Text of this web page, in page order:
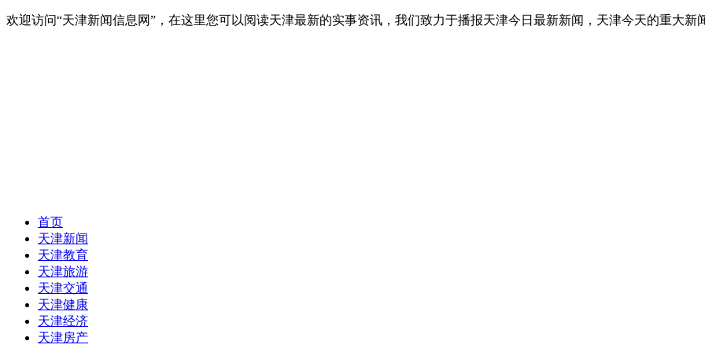
欢迎访问“天津新闻信息网”，在这里您可以阅读天津最新的实事资讯，我们致力于播报天津今日最新新闻，天津今天的重大新
首页
天津新闻
天津教育
天津旅游
天津交通
天津健康
天津经济
天津房产